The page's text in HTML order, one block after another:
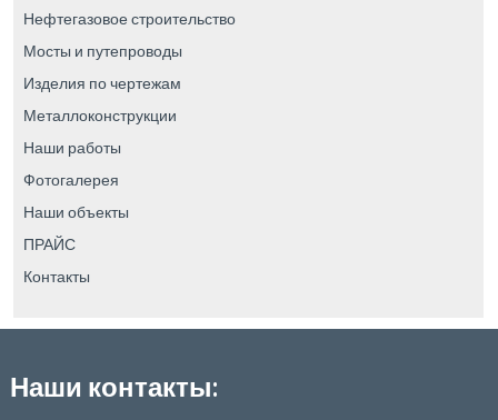
Нефтегазовое строительство
Мосты и путепроводы
Изделия по чертежам
Металлоконструкции
Наши работы
Фотогалерея
Наши объекты
ПРАЙС
Контакты
Наши контакты: